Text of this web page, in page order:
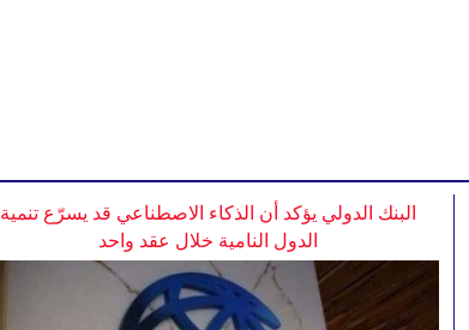
البنك الدولي يؤكد أن الذكاء الاصطناعي قد يسرّع تنمية
الدول النامية خلال عقد واحد